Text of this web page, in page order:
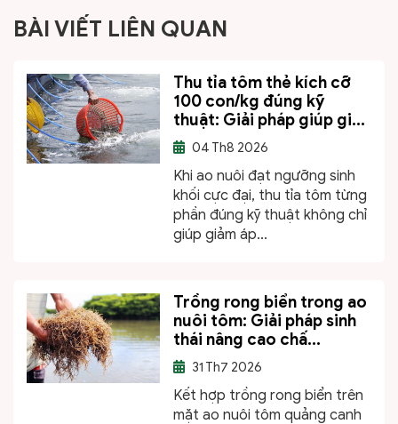
BÀI VIẾT LIÊN QUAN
Thu tỉa tôm thẻ kích cỡ
100 con/kg đúng kỹ
thuật: Giải pháp giúp gi...
04 Th8 2026
Khi ao nuôi đạt ngưỡng sinh
khối cực đại, thu tỉa tôm từng
phần đúng kỹ thuật không chỉ
giúp giảm áp...
Trồng rong biển trong ao
nuôi tôm: Giải pháp sinh
thái nâng cao chấ...
31 Th7 2026
Kết hợp trồng rong biển trên
mặt ao nuôi tôm quảng canh